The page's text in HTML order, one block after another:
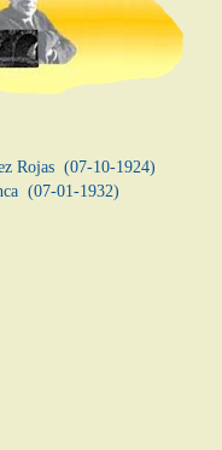
Rojas (07-10-1924)
(07-01-1932)